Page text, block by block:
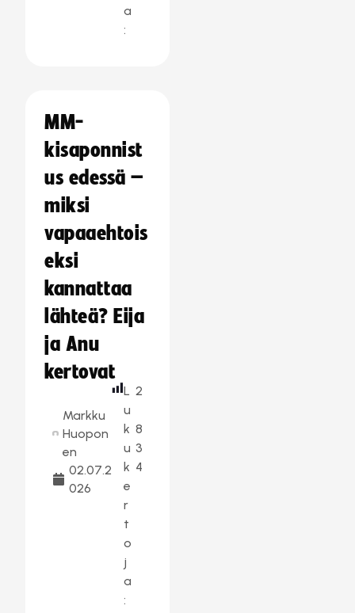
a
:
MM-
kisaponnist
us edessä –
miksi
vapaaehtois
eksi
kannattaa
lähteä? Eija
ja Anu
kertovat
Markku
Huopon
en
02.07.2
026
L
u
k
u
k
e
r
t
o
j
a
:
2
8
3
4